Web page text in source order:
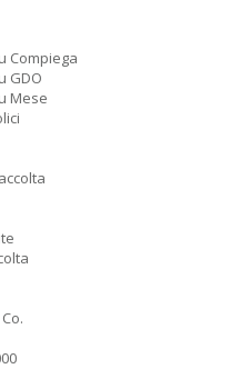
Compiega
GDO
Mese